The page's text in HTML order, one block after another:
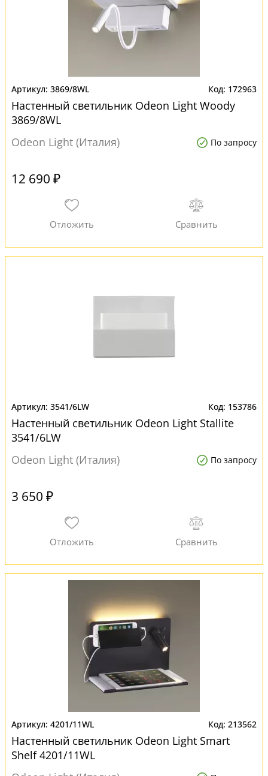
3869/8WL 172963
Настенный светильник Odeon Light Woody
3869/8WL
Odeon Light (Италия)
По запросу
12 690 ₽
3541/6LW 153786
Настенный светильник Odeon Light Stallite
3541/6LW
Odeon Light (Италия)
По запросу
3 650 ₽
4201/11WL 213562
Настенный светильник Odeon Light Smart
Shelf 4201/11WL